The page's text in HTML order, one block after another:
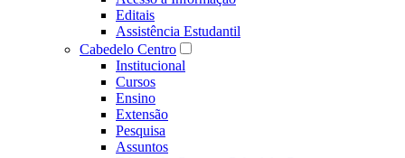
Editais
Assistência Estudantil
Cabedelo Centro
Institucional
Cursos
Ensino
Extensão
Pesquisa
Assuntos